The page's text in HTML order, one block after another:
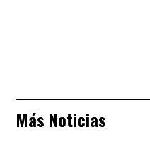
Más Noticias